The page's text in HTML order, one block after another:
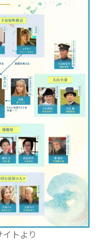
トより